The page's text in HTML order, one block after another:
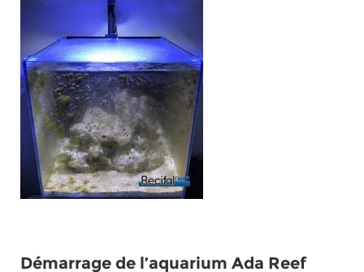
Démarrage de l’aquarium Ada Reef